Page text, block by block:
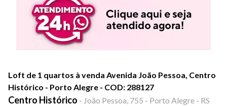
Loft de 1 quartos à venda Avenida João Pessoa, Centro
Histórico - Porto Alegre - COD: 288127
Centro Histórico - João Pessoa, 755 - Porto Alegre - RS